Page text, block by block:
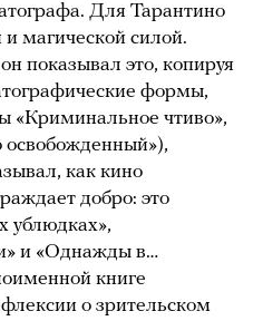
Для Тарантино
магической силой.
показывал это, копируя
формы,
«Криминальное чтиво»,
освобожденный»),
как кино
добро: это
ублюдках»,
и «Однажды в…
книге
о зрительском